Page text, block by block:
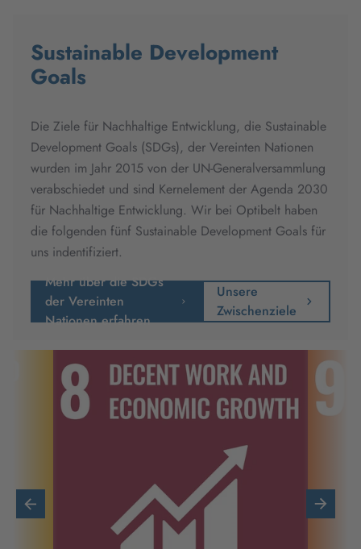
Sustainable Development
Goals
Die Ziele für Nachhaltige Entwicklung, die Sustainable
Development Goals (SDGs), der Vereinten Nationen
wurden im Jahr 2015 von der UN-Generalversammlung
verabschiedet und sind Kernelement der Agenda 2030
für Nachhaltige Entwicklung. Wir bei Optibelt haben
die folgenden fünf Sustainable Development Goals für
uns indentifiziert.
Mehr über die SDGs
der Vereinten
Nationen erfahren
Unsere
Zwischenziele